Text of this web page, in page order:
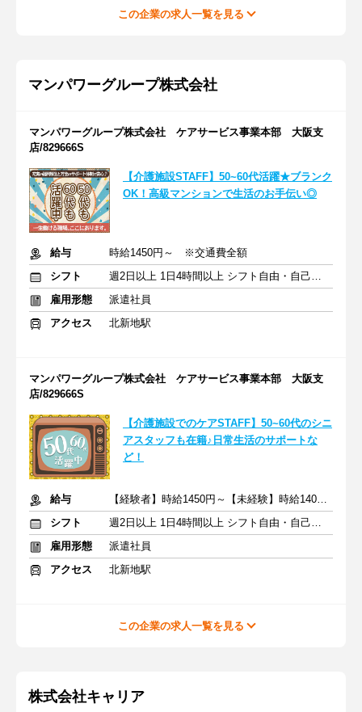
この企業の求人一覧を見る
マンパワーグループ株式会社
マンパワーグループ株式会社 ケアサービス事業本部 大阪支
店/829666S
【介護施設STAFF】50~60代活躍★ブランク
OK！高級マンションで生活のお手伝い◎
給与
時給1450円～ ※交通費全額
シフト
週2日以上 1日4時間以上 シフト自由・自己申告
雇用形態
派遣社員
アクセス
北新地駅
マンパワーグループ株式会社 ケアサービス事業本部 大阪支
店/829666S
【介護施設でのケアSTAFF】50~60代のシニ
アスタッフも在籍♪日常生活のサポートな
ど！
給与
【経験者】時給1450円～【未経験】時給1400円～ ※交通費全額
シフト
週2日以上 1日4時間以上 シフト自由・自己申告
雇用形態
派遣社員
アクセス
北新地駅
この企業の求人一覧を見る
株式会社キャリア